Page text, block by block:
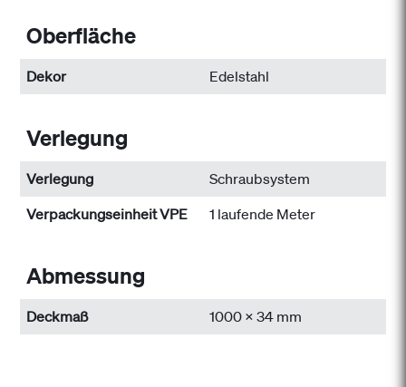
Oberfläche
Dekor Edelstahl
Verlegung
Verlegung
Schraubsystem
Verpackungseinheit VPE
1 laufende Meter
Abmessung
Deckmaß 1000 x 34 mm